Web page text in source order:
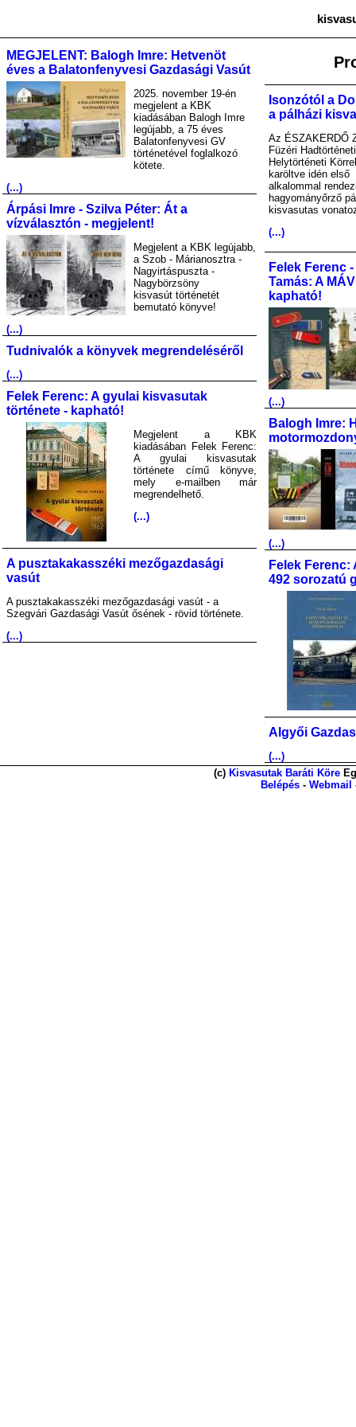
MEGJELENT: Balogh Imre: Hetvenöt
éves a Balatonfenyvesi Gazdasági Vasút
2025. november 19-én
megjelent a KBK
kiadásában Balogh Imre
legújabb, a 75 éves
Balatonfenyvesi GV
történetével foglalkozó
kötete.
(...)
Árpási Imre - Szilva Péter: Át a
vízválasztón - megjelent!
Megjelent a KBK legújabb,
a Szob - Márianosztra -
Nagyirtáspuszta -
Nagybörzsöny
kisvasút történetét
bemutató könyve!
(...)
Tudnivalók a könyvek megrendeléséről
(...)
Felek Ferenc: A gyulai kisvasutak
története - kapható!
Megjelent a KBK
kiadásában Felek Ferenc:
A gyulai kisvasutak
története című könyve,
mely e-mailben már
megrendelhető.
(...)
A pusztakakasszéki mezőgazdasági
vasút
A pusztakakasszéki mezőgazdasági vasút - a
Szegvári Gazdasági Vasút ősének - rövid története.
(...)
Isonzótól a
a pálházi
Az ÉSZAKERDŐ
Füzéri
Helytörténeti Körrel
karöltve idén első
alkalommal
hagyományőrző
kisvasutas
(...)
Felek Ferenc
Tamás: A
kapható!
(...)
Balogh Imre:
(...)
Felek Ferenc:
492 sorozatú
Algyői
(...)
(c) Kisvasutak Baráti Köre
Belépés - Webmail